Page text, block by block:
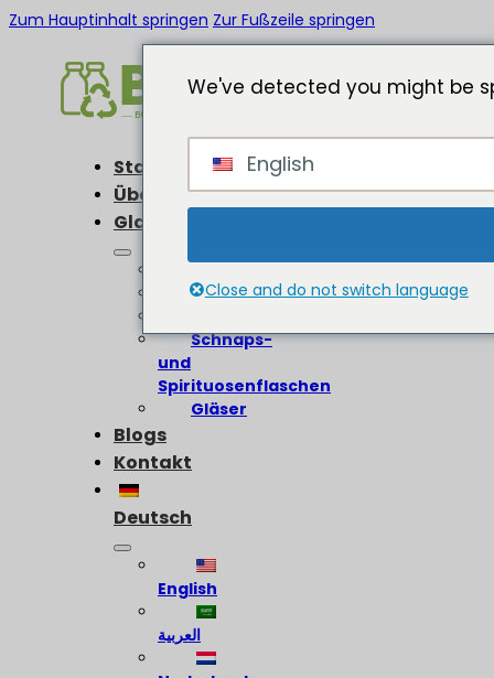
Zum Hauptinhalt springen Zur Fußzeile springen
Startseite
Über
Glasflaschen
Bierflaschen
Schnaps-
und
Spirituosenflaschen
Gläser
Blogs
Kontakt
Deutsch
English
العربية
We've detected you might be
English
Close and do not switch language